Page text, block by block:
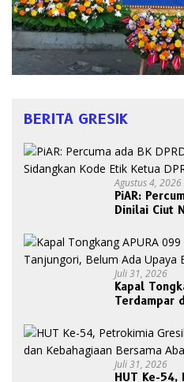
BERITA GRESIK
Agustus 4, 2026
PiAR:
Dinilai Ciut
Juli 31, 2026
Kapal
Terdampar
Juli 31, 2026
HUT Ke-54,